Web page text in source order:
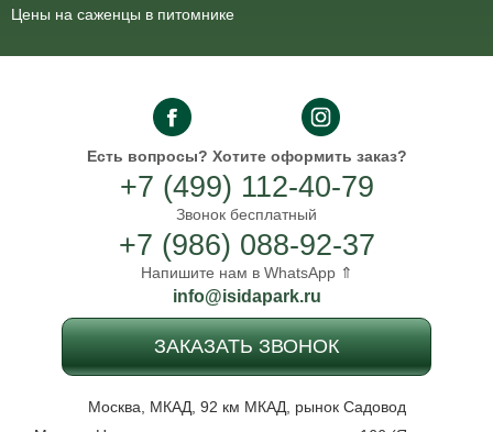
Цены на саженцы в питомнике
Есть вопросы? Хотите оформить заказ?
+7 (499) 112-40-79
Звонок бесплатный
+7 (986) 088-92-37
Напишите нам в WhatsApp ⇑
info@isidapark.ru
ЗАКАЗАТЬ ЗВОНОК
Москва, МКАД, 92 км МКАД, рынок Садовод